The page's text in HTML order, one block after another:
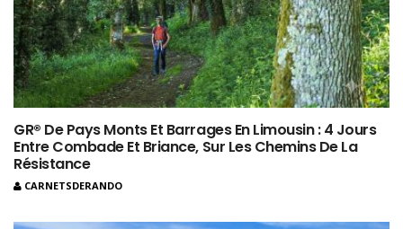
GR® De Pays Monts Et Barrages En Limousin : 4 Jours
Entre Combade Et Briance, Sur Les Chemins De La
Résistance
CARNETSDERANDO